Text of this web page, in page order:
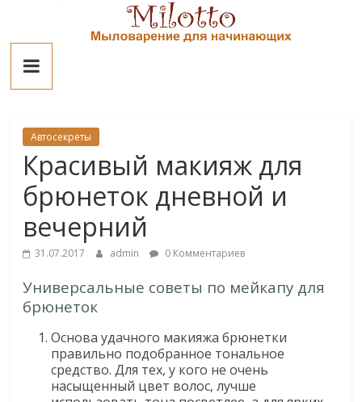
contentМилотто
Автосекреты
Красивый макияж для
брюнеток дневной и
вечерний
31.07.2017 admin 0 Комментариев
Универсальные советы по мейкапу для
брюнеток
Основа удачного макияжа брюнетки
правильно подобранное тональное
средство. Для тех, у кого не очень
насыщенный цвет волос, лучше